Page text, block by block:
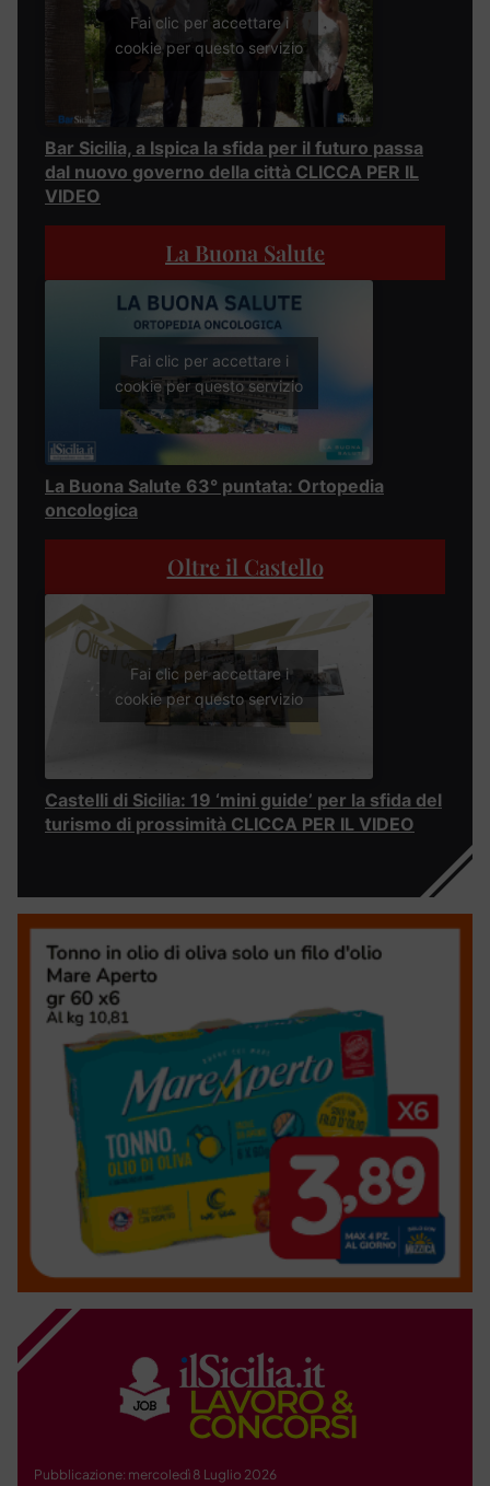
Fai clic per accettare i
cookie per questo servizio
Bar Sicilia, a Ispica la sfida per il futuro passa
dal nuovo governo della città CLICCA PER IL
VIDEO
La Buona Salute
Fai clic per accettare i
cookie per questo servizio
La Buona Salute 63° puntata: Ortopedia
oncologica
Oltre il Castello
Fai clic per accettare i
cookie per questo servizio
Castelli di Sicilia: 19 ‘mini guide’ per la sfida del
turismo di prossimità CLICCA PER IL VIDEO
Pubblicazione: mercoledì 8 Luglio 2026